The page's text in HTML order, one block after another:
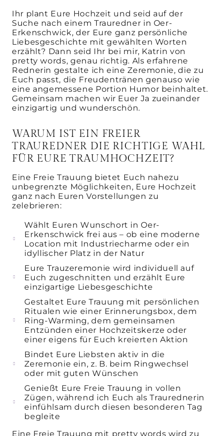
Ihr plant Eure Hochzeit und seid auf der
Suche nach einem Trauredner in Oer-
Erkenschwick, der Eure ganz persönliche
Liebesgeschichte mit gewählten Worten
erzählt? Dann seid Ihr bei mir, Katrin von
pretty words, genau richtig. Als erfahrene
Rednerin gestalte ich eine Zeremonie, die zu
Euch passt, die Freudentränen genauso wie
eine angemessene Portion Humor beinhaltet.
Gemeinsam machen wir Euer Ja zueinander
einzigartig und wunderschön.
WARUM IST EIN FREIER
TRAUREDNER DIE RICHTIGE WAHL
FÜR EURE TRAUMHOCHZEIT?
Eine Freie Trauung bietet Euch nahezu
unbegrenzte Möglichkeiten, Eure Hochzeit
ganz nach Euren Vorstellungen zu
zelebrieren:
Wählt Euren Wunschort in Oer-
Erkenschwick frei aus – ob eine moderne
Location mit Industriecharme oder ein
idyllischer Platz in der Natur
Eure Trauzeremonie wird individuell auf
Euch zugeschnitten und erzählt Eure
einzigartige Liebesgeschichte
Gestaltet Eure Trauung mit persönlichen
Ritualen wie einer Erinnerungsbox, dem
Ring-Warming, dem gemeinsamen
Entzünden einer Hochzeitskerze oder
einer eigens für Euch kreierten Aktion
Bindet Eure Liebsten aktiv in die
Zeremonie ein, z. B. beim Ringwechsel
oder mit guten Wünschen
Genießt Eure Freie Trauung in vollen
Zügen, während ich Euch als Traurednerin
einfühlsam durch diesen besonderen Tag
begleite
Eine Freie Trauung mit pretty words wird zu